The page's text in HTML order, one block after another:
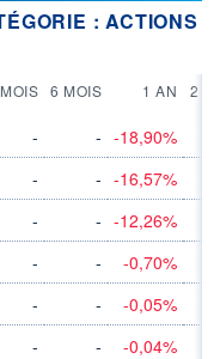
: ACTIONS
6 MOIS 1 AN 2
- - -18,90%
- - -16,57%
- - -12,26%
- -
-0,70%
- -
-0,05%
- -
-0,04%